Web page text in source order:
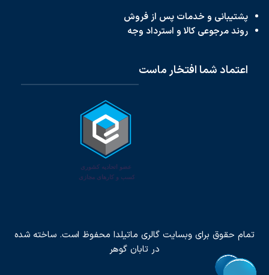
پشتیبانی و خدمات پس از فروش
روند مرجوعی کالا و استرداد وجه
اعتماد شما افتخار ماست
تمام حقوق برای وبسایت گالری ماتیلدا محفوظ است. ساخته شده
در تابان گوهر